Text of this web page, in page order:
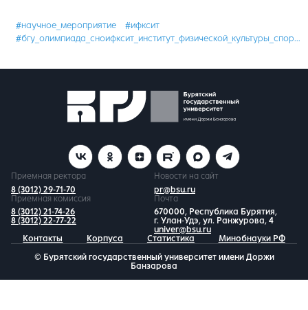
#научное_мероприятие
#ифксит
#бгу_олимпиада_сноифксит_институт_физической_культуры_спорта_и_туризма
Приемная ректора
8 (3012) 29-71-70
Новости на сайт
pr@bsu.ru
Приемная комиссия
8 (3012) 21-74-26
8 (3012) 22-77-22
Почта
670000, Республика Бурятия,
г. Улан-Удэ, ул. Ранжурова, 4
univer@bsu.ru
Контакты
Корпуса Статистика Минобнауки РФ
© Бурятский государственный университет имени Доржи
Банзарова